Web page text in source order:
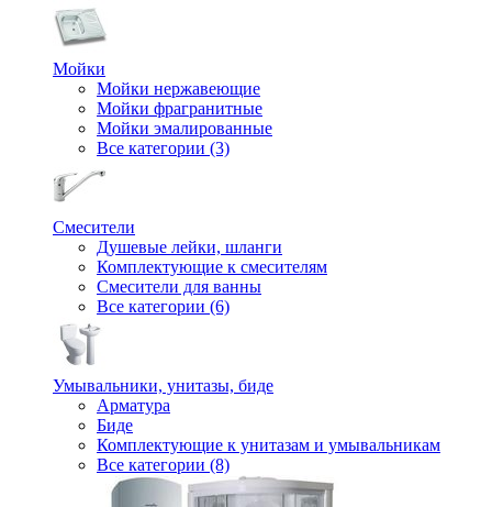
Мойки
Мойки нержавеющие
Мойки фрагранитные
Мойки эмалированные
Все категории (3)
Смесители
Душевые лейки, шланги
Комплектующие к смесителям
Смесители для ванны
Все категории (6)
Умывальники, унитазы, биде
Арматура
Биде
Комплектующие к унитазам и умывальникам
Все категории (8)